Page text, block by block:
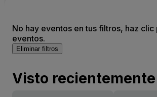
No hay eventos en tus filtros, haz clic
eventos.
Eliminar filtros
Visto recientemente